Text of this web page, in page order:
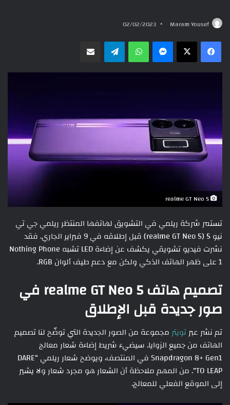
Maram Yousef
02/02/2023
ماسنجر واتسابتيلقرام
تستمر شركة ريلمي في التشويق لهاتفها المنتظر ريلمي جي تي
نيو 5 (realme GT Neo 5) قبل إطلاقه في 9 فبراير الجاري. فقد
نشرت فيديو تشويقي يكشف عن إضاءة LED تشبه Nothing Phone
1 على ظهر الهاتف الذكي ولكن مع دعم طيف ألوان RGB.
تصميم هاتف realme GT Neo 5 في
صور جديدة قبل الإطلاق
تم نشر عبرتويترمجموعة من الصور الجديدة التي توضّح لنا تصميم
الهاتف من جميع الزوايا. سيضيء شريط إضاءة شعار معالج
Snapdragon 8+ Gen1 في المنتصف، ويوضح شعار ريلمي “DARE
TO LEAP”. من المهم ملاحظة أن الشعار هو مجرد شعار ولا يشير
إلى الموقع الفعلي للمعالج.